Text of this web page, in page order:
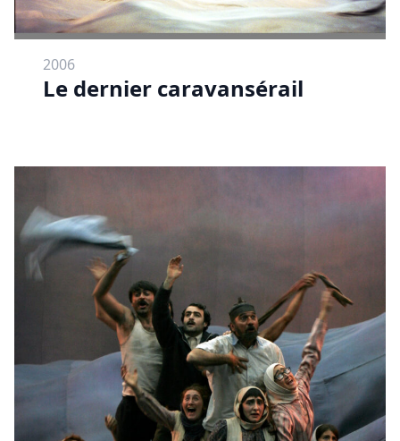
2006
Le dernier caravansérail